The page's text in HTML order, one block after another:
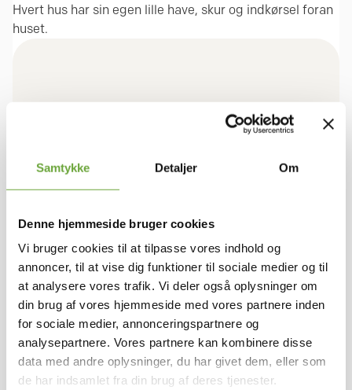
Samtykke Detaljer Om
Denne hjemmeside bruger cookies
Vi bruger cookies til at tilpasse vores indhold og
annoncer, til at vise dig funktioner til sociale medier og til
at analysere vores trafik. Vi deler også oplysninger om
din brug af vores hjemmeside med vores partnere inden
for sociale medier, annonceringspartnere og
analysepartnere. Vores partnere kan kombinere disse
data med andre oplysninger, du har givet dem, eller som
de har indsamlet fra din brug af deres tjenester.
Hvert hus har sin egen lille have, skur og indkørsel foran
huset.
Rum/vær.
Bruttoareal
Antal plan
ØKONOMI
Leje pr. måned
A conto varme
A conto vand
9.575 kr.
Afregnes separat
Afregnes separat